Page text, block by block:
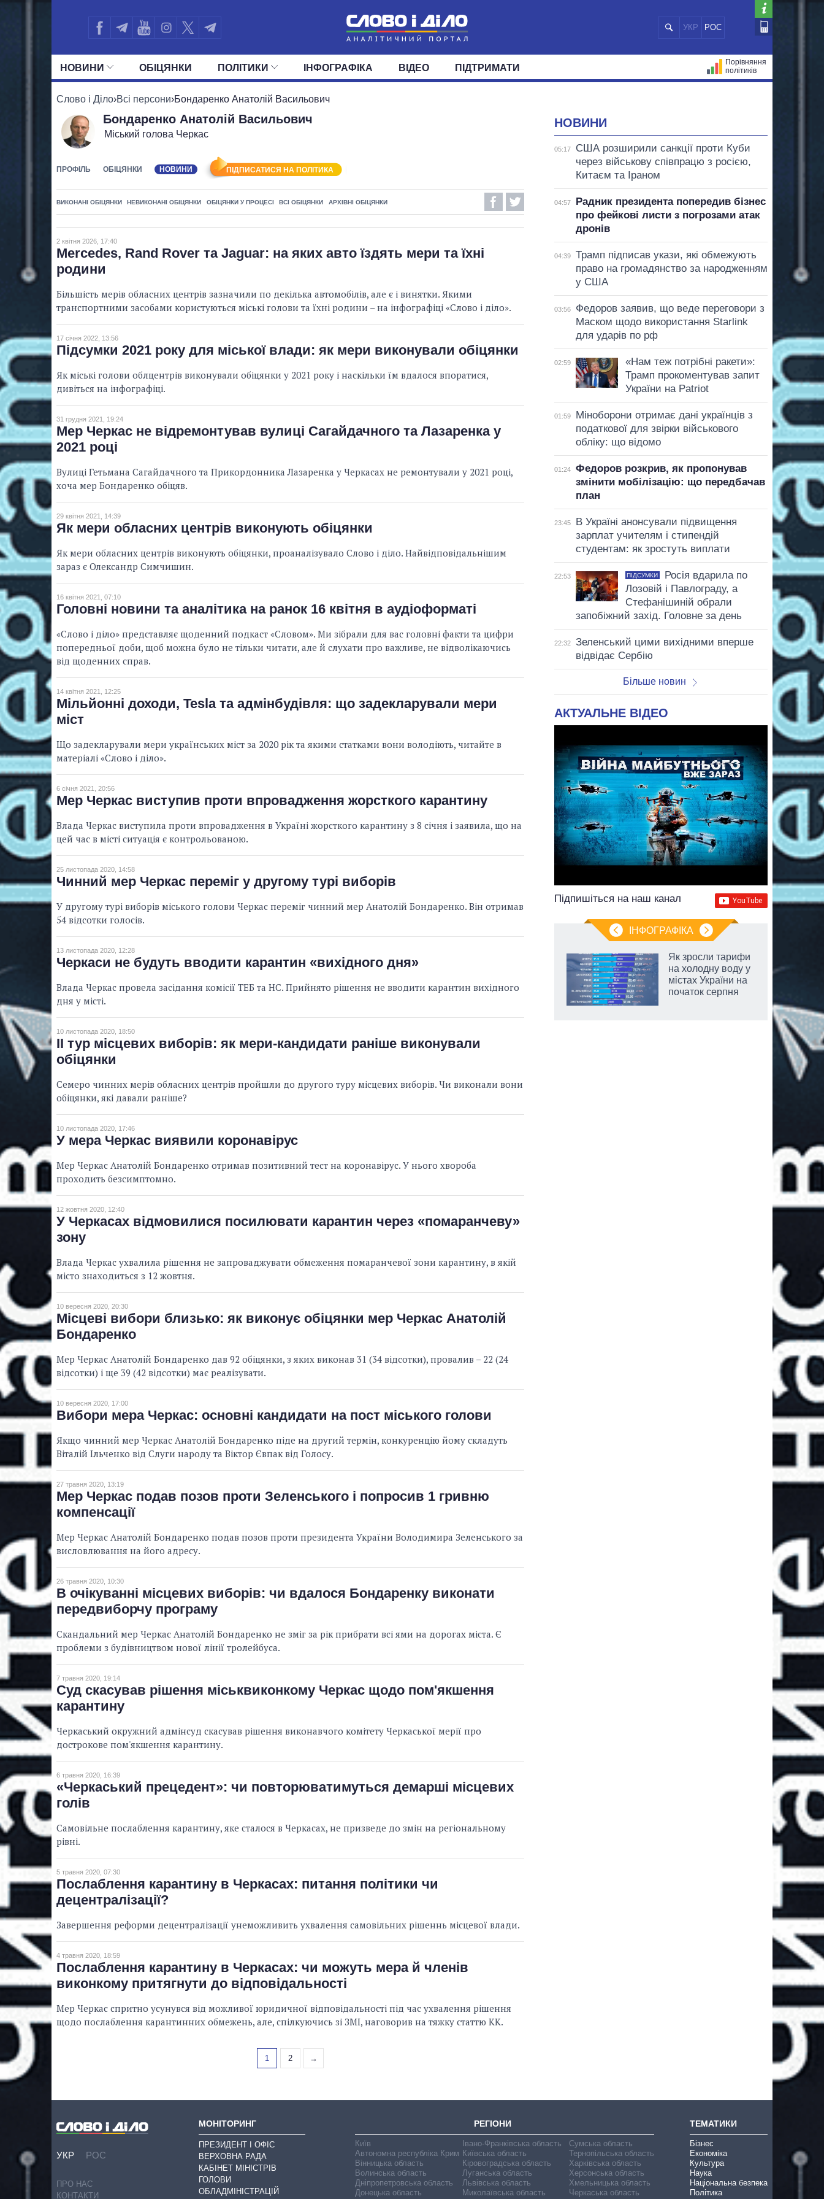
УКР РОС
НОВИНИ
СТРІЧКА
ОБIЦЯНКИ ПОЛIТИКИ
УСІ ПОЛІТИКИ ПРЕЗИДЕНТ І ОФІС ВЕРХОВНА РАДА
ІНФОГРАФІКА ВІДЕО ПІДТРИМАТИ
Порівняння
політиків
Слово і Діло›Всі персони›Бондаренко Анатолій Васильович
Бондаренко Анатолій Васильович
Міський голова Черкас
ПРОФІЛЬ ОБІЦЯНКИ НОВИНИ ПІДПИСАТИСЯ НА ПОЛІТИКА
ВИКОНАНІ ОБІЦЯНКИ НЕВИКОНАНІ ОБІЦЯНКИ ОБІЦЯНКИ У ПРОЦЕСІ ВСІ ОБІЦЯНКИ АРХІВНІ ОБІЦЯНКИ
2 квітня 2026, 17:40
Mercedes, Rand Rover та Jaguar: на яких авто їздять мери та їхні
родини
Більшість мерів обласних центрів зазначили по декілька автомобілів, але є і винятки. Якими
транспортними засобами користуються міські голови та їхні родини – на інфографіці «Слово і діло».
17 січня 2022, 13:56
Підсумки 2021 року для міської влади: як мери виконували обіцянки
Як міські голови облцентрів виконували обіцянки у 2021 року і наскільки їм вдалося впоратися,
дивіться на інфографіці.
31 грудня 2021, 19:24
Мер Черкас не відремонтував вулиці Сагайдачного та Лазаренка у
2021 році
Вулиці Гетьмана Сагайдачного та Прикордонника Лазаренка у Черкасах не ремонтували у 2021 році,
хоча мер Бондаренко обіцяв.
29 квітня 2021, 14:39
Як мери обласних центрів виконують обіцянки
Як мери обласних центрів виконують обіцянки, проаналізувало Слово і діло. Найвідповідальнішим
зараз є Олександр Симчишин.
16 квітня 2021, 07:10
Головні новини та аналітика на ранок 16 квітня в аудіоформаті
«Слово і діло» представляє щоденний подкаст «Словом». Ми зібрали для вас головні факти та цифри
попередньої доби, щоб можна було не тільки читати, але й слухати про важливе, не відволікаючись
від щоденних справ.
14 квітня 2021, 12:25
Мільйонні доходи, Tesla та адмінбудівля: що задекларували мери
міст
Що задекларували мери українських міст за 2020 рік та якими статками вони володіють, читайте в
матеріалі «Слово і діло».
6 січня 2021, 20:56
Мер Черкас виступив проти впровадження жорсткого карантину
Влада Черкас виступила проти впровадження в Україні жорсткого карантину з 8 січня і заявила, що на
цей час в місті ситуація є контрольованою.
25 листопада 2020, 14:58
Чинний мер Черкас переміг у другому турі виборів
У другому турі виборів міського голови Черкас переміг чинний мер Анатолій Бондаренко. Він отримав
54 відсотки голосів.
13 листопада 2020, 12:28
Черкаси не будуть вводити карантин «вихідного дня»
Влада Черкас провела засідання комісії ТЕБ та НС. Прийнято рішення не вводити карантин вихідного
дня у місті.
10 листопада 2020, 18:50
ІІ тур місцевих виборів: як мери-кандидати раніше виконували
обіцянки
Семеро чинних мерів обласних центрів пройшли до другого туру місцевих виборів. Чи виконали вони
обіцянки, які давали раніше?
10 листопада 2020, 17:46
У мера Черкас виявили коронавірус
Мер Черкас Анатолій Бондаренко отримав позитивний тест на коронавірус. У нього хвороба
проходить безсимптомно.
12 жовтня 2020, 12:40
У Черкасах відмовилися посилювати карантин через «помаранчеву»
зону
Влада Черкас ухвалила рішення не запроваджувати обмеження помаранчевої зони карантину, в якій
місто знаходиться з 12 жовтня.
10 вересня 2020, 20:30
Місцеві вибори близько: як виконує обіцянки мер Черкас Анатолій
Бондаренко
Мер Черкас Анатолій Бондаренко дав 92 обіцянки, з яких виконав 31 (34 відсотки), провалив – 22 (24
відсотки) і ще 39 (42 відсотки) має реалізувати.
10 вересня 2020, 17:00
Вибори мера Черкас: основні кандидати на пост міського голови
Якщо чинний мер Черкас Анатолій Бондаренко піде на другий термін, конкуренцію йому складуть
Віталій Ільченко від Слуги народу та Віктор Євпак від Голосу.
27 травня 2020, 13:19
Мер Черкас подав позов проти Зеленського і попросив 1 гривню
компенсації
Мер Черкас Анатолій Бондаренко подав позов проти президента України Володимира Зеленського за
висловлювання на його адресу.
26 травня 2020, 10:30
В очікуванні місцевих виборів: чи вдалося Бондаренку виконати
передвиборчу програму
Скандальний мер Черкас Анатолій Бондаренко не зміг за рік прибрати всі ями на дорогах міста. Є
проблеми з будівництвом нової лінії тролейбуса.
7 травня 2020, 19:14
Суд скасував рішення міськвиконкому Черкас щодо пом'якшення
карантину
Черкаський окружний адмінсуд скасував рішення виконавчого комітету Черкаської мерії про
дострокове пом'якшення карантину.
6 травня 2020, 16:39
«Черкаський прецедент»: чи повторюватимуться демарші місцевих
голів
Самовільне послаблення карантину, яке сталося в Черкасах, не призведе до змін на регіональному
рівні.
5 травня 2020, 07:30
Послаблення карантину в Черкасах: питання політики чи
децентралізації?
Завершення реформи децентралізації унеможливить ухвалення самовільних рішеннь місцевої влади.
4 травня 2020, 18:59
Послаблення карантину в Черкасах: чи можуть мера й членів
виконкому притягнути до відповідальності
Мер Черкас спритно усунувся від можливої юридичної відповідальності під час ухвалення рішення
щодо послаблення карантинних обмежень, але, спілкуючись зі ЗМІ, наговорив на тяжку статтю КК.
1 2 →
НОВИНИ
05:17
США розширили санкції проти Куби
через військову співпрацю з росією,
Китаєм та Іраном
04:57
Радник президента попередив бізнес
про фейкові листи з погрозами атак
дронів
04:39
Трамп підписав укази, які обмежують
право на громадянство за народженням
у США
03:56
Федоров заявив, що веде переговори з
Маском щодо використання Starlink
для ударів по рф
02:59
«Нам теж потрібні ракети»:
Трамп прокоментував запит
України на Patriot
01:59
Міноборони отримає дані українців з
податкової для звірки військового
обліку: що відомо
01:24
Федоров розкрив, як пропонував
змінити мобілізацію: що передбачав
план
23:45
В Україні анонсували підвищення
зарплат учителям і стипендій
студентам: як зростуть виплати
22:53 ПІДСУМКИ
Росія вдарила по
Лозовій і Павлограду, а
Стефанішиній обрали
запобіжний захід. Головне за день
22:32
Зеленський цими вихідними вперше
відвідає Сербію
Більше новин
АКТУАЛЬНЕ ВІДЕО
Підпишіться на наш канал
ІНФОГРАФІКА
заробляють
Anthropic
Як зросли тарифи
на холодну воду у
містах України на
початок серпня
УКР РОС
ПРО НАС
КОНТАКТИ
МОНІТОРИНГ
ПРЕЗИДЕНТ І ОФІС
ВЕРХОВНА РАДА
КАБІНЕТ МІНІСТРІВ
ГОЛОВИ
ОБЛАДМІНІСТРАЦІЙ
РЕГІОНИ
Київ
Автономна республіка Крим
Вінницька область
Волинська область
Дніпропетровська область
Донецька область
Івано-Франківська область
Київська область
Кіровоградська область
Луганська область
Львівська область
Миколаївська область
Сумська область
Тернопільська область
Харківська область
Херсонська область
Хмельницька область
Черкаська область
ТЕМАТИКИ
Бізнес
Економіка
Культура
Наука
Національна безпека
Політика